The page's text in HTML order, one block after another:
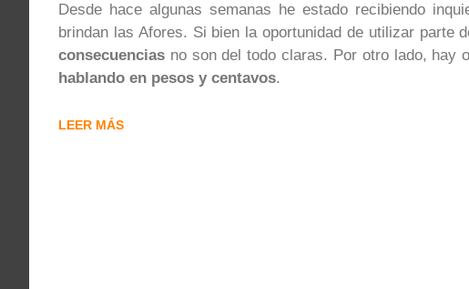
Desde hace algunas semanas he estado recibiendo
brindan las Afores. Si bien la oportunidad de utilizar parte
consecuencias no son del todo claras. Por otro lado, hay
hablando en pesos y centavos.
LEER MÁS